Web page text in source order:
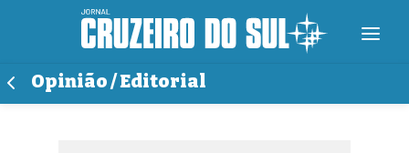
Opinião / Editorial